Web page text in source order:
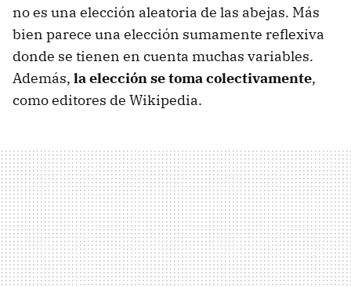
no es una elección aleatoria de las abejas. Más
bien parece una elección sumamente reflexiva
donde se tienen en cuenta muchas variables.
Además, la elección se toma colectivamente,
como editores de Wikipedia.